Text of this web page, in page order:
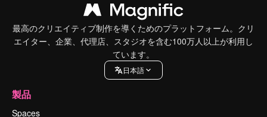
最高のクリエイティブ制作を導くためのプラットフォーム。クリ
エイター、企業、代理店、スタジオを含む100万人以上が利用し
ています。
日本語
製品
Spaces